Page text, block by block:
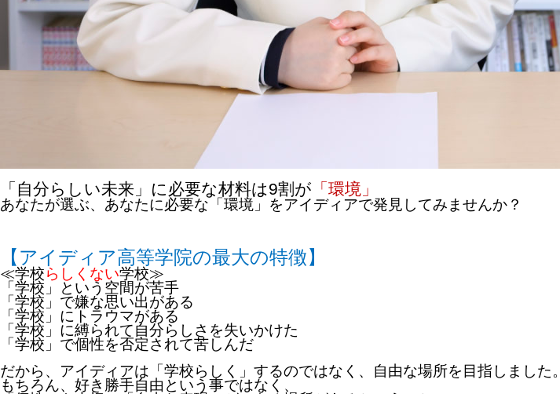
「自分らしい未来」に必要な材料は9割が 「環境」
あなたが選ぶ、あなたに必要な「環境」をアイディアで発見してみませんか？
【アイディア高等学院の最大の特徴】
≪学校らしくない学校≫
「学校」という空間が苦手
「学校」で嫌な思い出がある
「学校」にトラウマがある
「学校」に縛られて自分らしさを失いかけた
「学校」で個性を否定されて苦しんだ
だから、アイディアは「学校らしく」するのではなく、自由な場所を目指しました。
もちろん、好き勝手自由という事ではなく、